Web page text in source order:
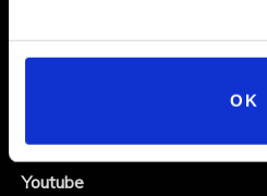
OK
Facebook
Linkedin
Youtube